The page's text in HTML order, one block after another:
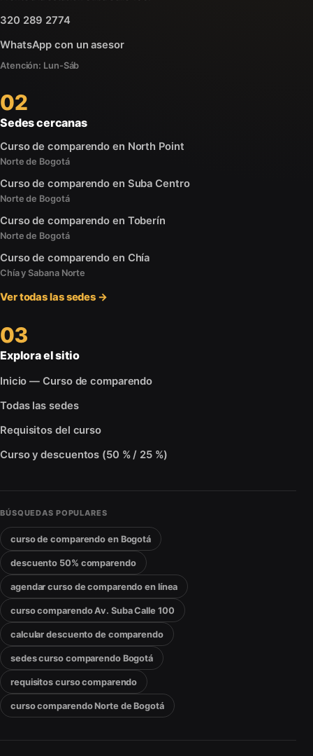
320 289 2774
WhatsApp con un asesor
Atención: Lun-Sáb
02
Sedes cercanas
Curso de comparendo en North Point
Norte de Bogotá
Curso de comparendo en Suba Centro
Norte de Bogotá
Curso de comparendo en Toberín
Norte de Bogotá
Curso de comparendo en Chía
Chía y Sabana Norte
Ver todas las sedes →
03
Explora el sitio
Inicio — Curso de comparendo
Todas las sedes
Requisitos del curso
Curso y descuentos (50 % / 25 %)
BÚSQUEDAS POPULARES
curso de comparendo en Bogotá
descuento 50% comparendo
agendar curso de comparendo en línea
curso comparendo Av. Suba Calle 100
calcular descuento de comparendo
sedes curso comparendo Bogotá
requisitos curso comparendo
curso comparendo Norte de Bogotá